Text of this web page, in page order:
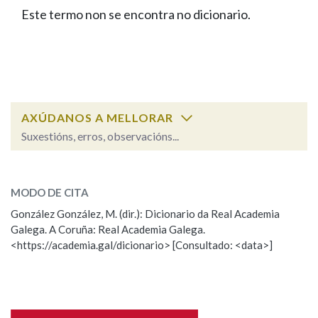
FIGURAS HOMENAXEADAS
PORTAL DAS PALABRAS
Facebook
TwitterYoutubeInstagram
Bluesky
BUSCAR NOS LEMAS
Remata por
BUSCAR NO CONTIDO
Nas definicións
Este termo non se encontra no dicionario.
AXÚDANOS A MELLORAR
Suxestións, erros, observacións...
Observación
Nome
MODO DE CITA
González González, M. (dir.): Dicionario da Real Academia
Galega. A Coruña: Real Academia Galega.
<https://academia.gal/dicionario> [Consultado: <data>]